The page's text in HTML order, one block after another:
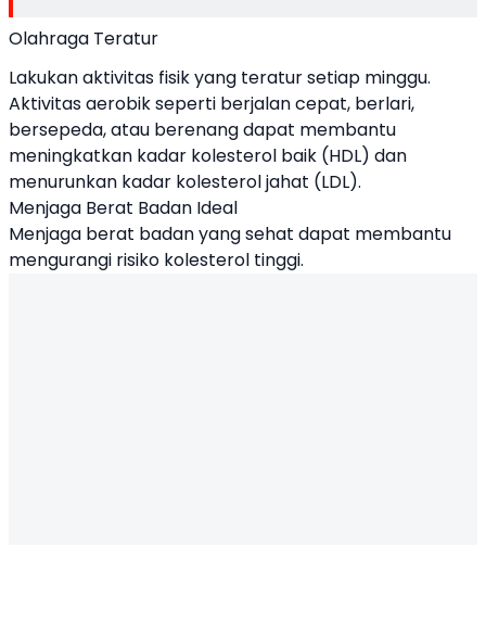
Olahraga Teratur
Lakukan aktivitas fisik yang teratur setiap minggu.
Aktivitas aerobik seperti berjalan cepat, berlari,
bersepeda, atau berenang dapat membantu
meningkatkan kadar kolesterol baik (HDL) dan
menurunkan kadar kolesterol jahat (LDL).
Menjaga Berat Badan Ideal
Menjaga berat badan yang sehat dapat membantu
mengurangi risiko kolesterol tinggi.